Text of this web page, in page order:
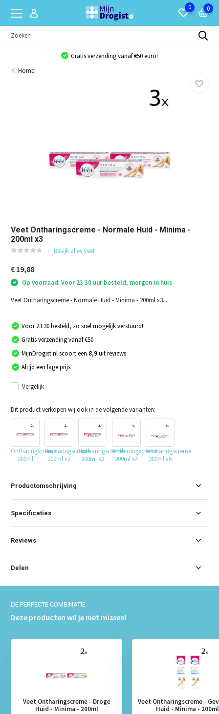
0 0
Gratis verzending vanaf €50 euro!
Home
Veet Ontharingscreme - Normale Huid - Minima -
200ml x3
Bekijk alles Veet
€ 19,88
Op voorraad: Voor 23:30 uur besteld, morgen in huis
Veet Ontharingscreme - Normale Huid - Minima - 200ml x3...
Voor 23:30 besteld, zo snel mogelijk verstuurd!
Gratis verzending vanaf €50
MijnDrogist.nl scoort een 8,9uit reviews
Altijd een lage prijs
Vergelijk
Dit product verkopen wij ook in de volgende varianten:
Ontharingscreme
200ml
Ontharingscreme
200ml x2
Ontharingscreme
200ml x3
Ontharingscreme
200ml x4
Ontharingscreme
200ml x6
Productomschrijving
Specificaties
Reviews
Delen
DE PERFECTE COMBINATIE
Deze producten wil je niet missen!
Veet Ontharingscreme - Droge
Huid - Minima - 200ml
Veet Ontharingscreme -
Huid - Minima - 200ml